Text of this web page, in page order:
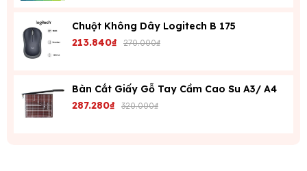
Chuột Không Dây Logitech B 175
213.840₫ 270.000₫
Bàn Cắt Giấy Gỗ Tay Cầm Cao Su A3/ A4
287.280₫ 320.000₫